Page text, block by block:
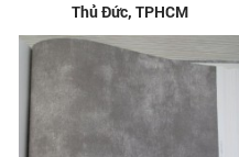
Thủ Đức, TPHCM